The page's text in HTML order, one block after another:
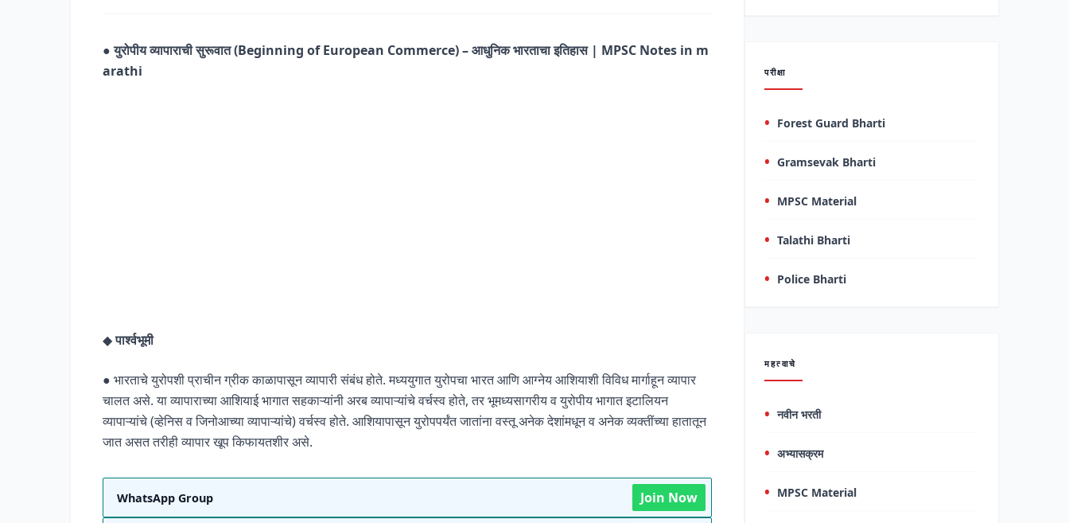
● युरोपीय व्यापाराची सुरूवात (Beginning of European Commerce) – आधुनिक भारताचा इतिहास | MPSC Notes in m
arathi
◆पार्श्वभूमी
● भारताचे युरोपशी प्राचीन ग्रीक काळापासून व्यापारी संबंध होते. मध्ययुगात युरोपचा भारत आणि आग्नेय आशियाशी विविध मार्गाहून व्यापार
चालत असे. या व्यापाराच्या आशियाई भागात सहकाऱ्यांनी अरब व्यापाऱ्यांचे वर्चस्व होते, तर भूमध्यसागरीय व युरोपीय भागात इटालियन
व्यापाऱ्यांचे (व्हेनिस व जिनोआच्या व्यापाऱ्यांचे) वर्चस्व होते. आशियापासून युरोपपर्यंत जातांना वस्तू अनेक देशांमधून व अनेक व्यक्तींच्या हातातून
जात असत तरीही व्यापार खूप किफायतशीर असे.
WhatsApp Group Join Now
परीक्षा
Forest Guard Bharti
Gramsevak Bharti
MPSC Material
Talathi Bharti
Police Bharti
महत्वाचे
नवीन भरती
अभ्यासक्रम
MPSC Material